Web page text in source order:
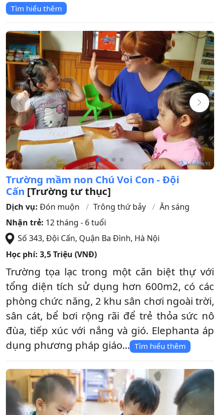
Tìm hiểu thêm
Trường mầm non Chú Voi Con - Đội
Cấn [Trường tư thục]
Dịch vụ: Đón muộn Trông thứ bảy
Ăn sáng
Nhận trẻ: 12 tháng - 6 tuổi
Số 343, Đội Cấn, Quận Ba Đình, Hà Nội
Học phí: 3,5 Triệu (VNĐ)
Trường tọa lạc trong một căn biệt thự với
tổng diện tích sử dụng hơn 600m2, có các
phòng chức năng, 2 khu sân chơi ngoài trời,
sân cát, bể bơi rộng rãi để trẻ thỏa sức nô
đùa, tiếp xúc với nắng và gió. Elephanta áp
dụng phương pháp giáo... Tìm hiểu thêm